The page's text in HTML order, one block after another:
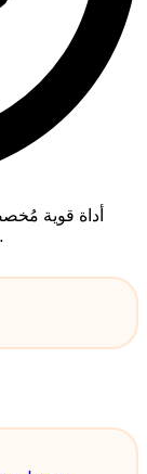
برامج